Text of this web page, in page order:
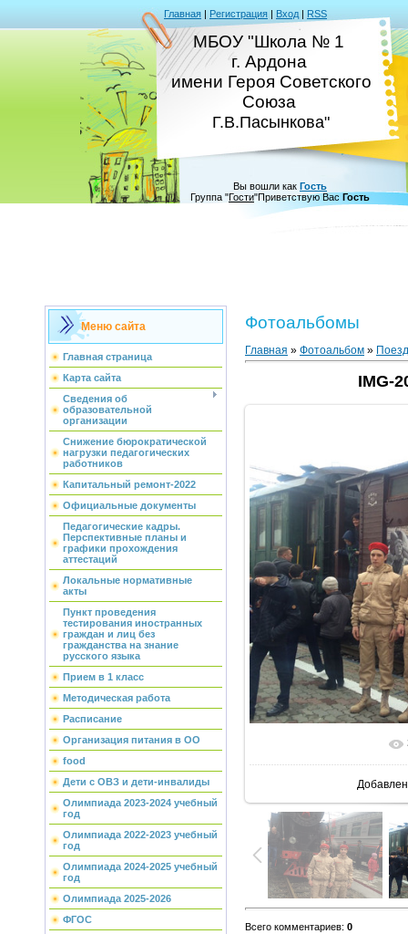
Главная | Регистрация | Вход | RSS
МБОУ "Школа № 1
г. Ардона
имени Героя Советского
Союза
Г.В.Пасынкова"
Вы вошли как Гость
Группа "Гости"Приветствую Вас Гость
Меню сайта
Главная страница
Карта сайта
Сведения об
образовательной
организации
Снижение бюрократической
нагрузки педагогических
работников
Капитальный ремонт-2022
Официальные документы
Педагогические кадры.
Перспективные планы и
графики прохождения
аттестаций
Локальные нормативные
акты
Пункт проведения
тестирования иностранных
граждан и лиц без
гражданства на знание
русского языка
Прием в 1 класс
Методическая работа
Расписание
Организация питания в ОО
food
Дети с ОВЗ и дети-инвалиды
Олимпиада 2023-2024 учебный
год
Олимпиада 2022-2023 учебный
год
Олимпиада 2024-2025 учебный
год
Олимпиада 2025-2026
ФГОС
Фотоальбомы
Главная » Фотоальбом »
IMG-
В
Всего комментариев: 0